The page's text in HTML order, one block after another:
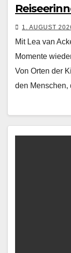
1. AUGUST
Mit Lea van
Momente
Von Orten der
den